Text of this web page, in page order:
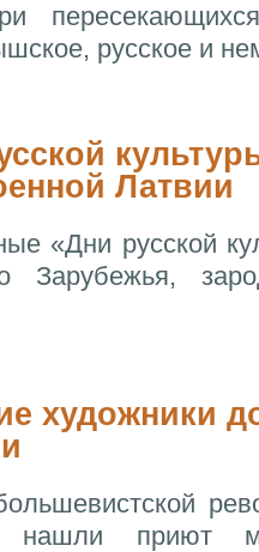
русское и
Латвии
«Дни русской
Зарубежья,
художники
нашли приют